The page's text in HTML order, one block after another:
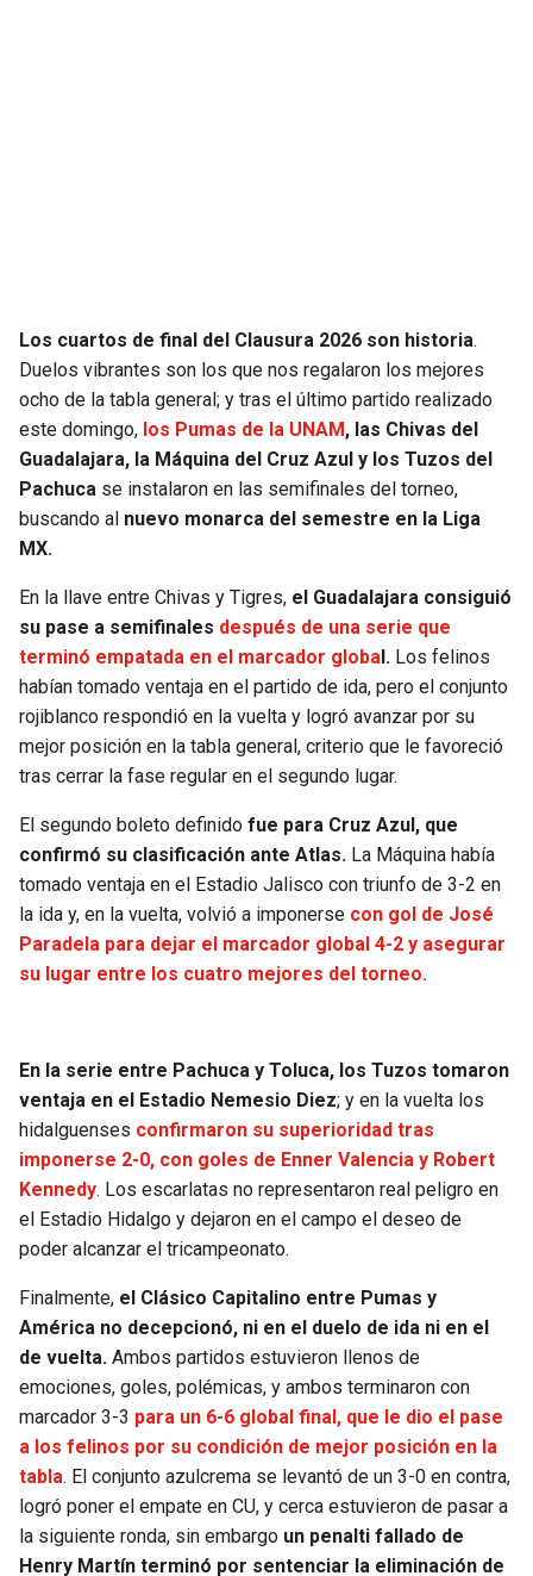
PANTHERS
SAINTS
BUCCANEERS
TRAIL BLAZERS
JAZZ
Los cuartos de final del Clausura 2026 son historia.
Duelos vibrantes son los que nos regalaron los mejores
ocho de la tabla general; y tras el último partido realizado
este domingo, los Pumas de la UNAM, las Chivas del
Guadalajara, la Máquina del Cruz Azul y los Tuzos del
Pachuca se instalaron en las semifinales del torneo,
buscando al nuevo monarca del semestre en la Liga
MX.
En la llave entre Chivas y Tigres, el Guadalajara consiguió
su pase a semifinales después de una serie que
terminó empatada en el marcador global. Los felinos
habían tomado ventaja en el partido de ida, pero el conjunto
rojiblanco respondió en la vuelta y logró avanzar por su
mejor posición en la tabla general, criterio que le favoreció
tras cerrar la fase regular en el segundo lugar.
El segundo boleto definido fue para Cruz Azul, que
confirmó su clasificación ante Atlas. La Máquina había
tomado ventaja en el Estadio Jalisco con triunfo de 3-2 en
la ida y, en la vuelta, volvió a imponerse con gol de José
Paradela para dejar el marcador global 4-2 y asegurar
su lugar entre los cuatro mejores del torneo.
En la serie entre Pachuca y Toluca, los Tuzos tomaron
ventaja en el Estadio Nemesio Diez; y en la vuelta los
hidalguenses confirmaron su superioridad tras
imponerse 2-0, con goles de Enner Valencia y Robert
Kennedy. Los escarlatas no representaron real peligro en
el Estadio Hidalgo y dejaron en el campo el deseo de
poder alcanzar el tricampeonato.
Finalmente, el Clásico Capitalino entre Pumas y
América no decepcionó, ni en el duelo de ida ni en el
de vuelta. Ambos partidos estuvieron llenos de
emociones, goles, polémicas, y ambos terminaron con
marcador 3-3 para un 6-6 global final, que le dio el pase
a los felinos por su condición de mejor posición en la
tabla. El conjunto azulcrema se levantó de un 3-0 en contra,
logró poner el empate en CU, y cerca estuvieron de pasar a
la siguiente ronda, sin embargo un penalti fallado de
Henry Martín terminó por sentenciar la eliminación de